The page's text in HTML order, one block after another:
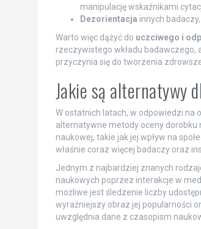
manipulację wskaźnikami
Dezorientacja innych
Warto więc dążyć do uczciwego i
rzeczywistego wkładu badawczego,
przyczynia się do tworzenia
Jakie są alternatywy
W ostatnich latach, w odpowiedzi na
alternatywne metody oceny dorobku
naukowej, takie jak jej wpływ na
właśnie coraz więcej badaczy oraz
Jednym z najbardziej znanych
naukowych poprzez interakcje w
możliwe jest śledzenie liczby
wyraźniejszy obraz jej popularności
uwzględnia dane z czasopism